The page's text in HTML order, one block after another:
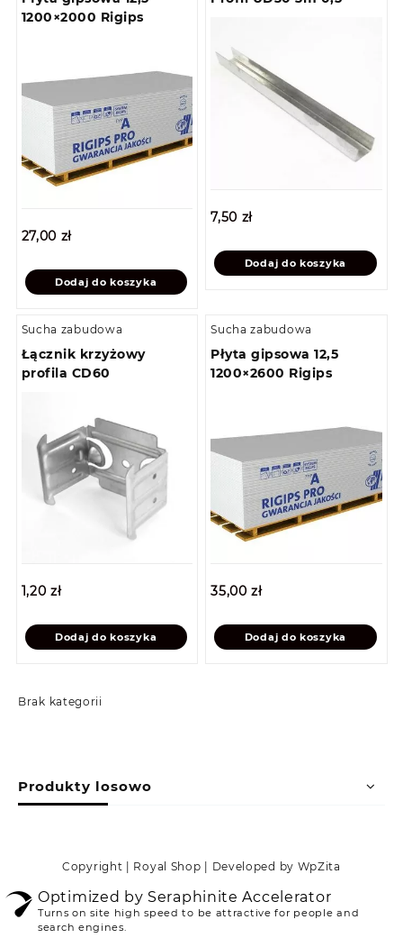
Brak kategorii
1200×2000 Rigips
27,00 zł
Dodaj do koszyka
7,50 zł
Dodaj do koszyka
Sucha zabudowa
Łącznik krzyżowy
profila CD60
1,20 zł
Dodaj do koszyka
Sucha zabudowa
Płyta gipsowa 12,5
1200×2600 Rigips
35,00zł
Dodaj do koszyka
Produkty losowo
Copyright | Royal Shop | Developed by WpZita
Optimized by Seraphinite Accelerator
Turns on site high speed to be attractive for people and
search engines.